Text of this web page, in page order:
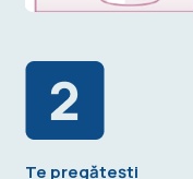
Te pregătești